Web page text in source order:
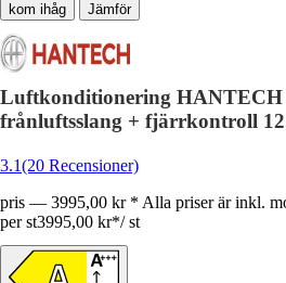
Jämför
Luftkonditionering HANTECH
frånluftsslang + fjärrkontroll
3.1(20 Recensioner)
pris — 3995,00 kr * Alla priser är inkl.
per st3995,00 kr*/ st